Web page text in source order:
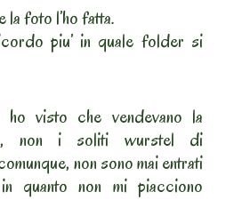
la foto l’ho fatta.
piu’ in quale folder si
ho visto che vendevano la
non i soliti wurstel di
non sono mai entrati
quanto non mi piacciono